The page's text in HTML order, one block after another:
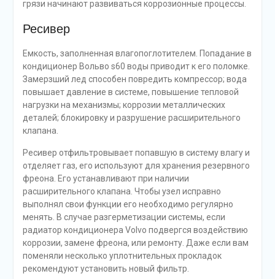
грязи начинают развиваться коррозионные процессы.
Ресивер
Емкость, заполненная влагопоглотителем. Попадание в
кондиционер Вольво s60 воды приводит к его поломке.
Замерзший лед способен повредить компрессор; вода
повышает давление в системе, повышение тепловой
нагрузки на механизмы; коррозии металлических
деталей; блокировку и разрушение расширительного
клапана.
Ресивер отфильтровывает попавшую в систему влагу и
отделяет газ, его используют для хранения резервного
фреона. Его устанавливают при наличии
расширительного клапана. Чтобы узел исправно
выполнял свои функции его необходимо регулярно
менять. В случае разгерметизации системы, если
радиатор кондиционера Volvo подвергся воздействию
коррозии, замене фреона, или ремонту. Даже если вам
поменяли несколько уплотнительных прокладок
рекомендуют установить новый фильтр.